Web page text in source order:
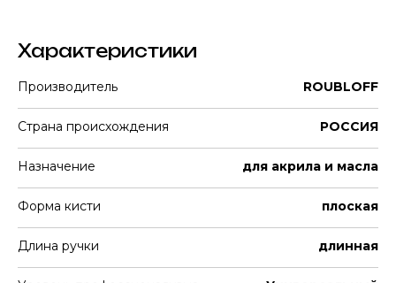
Характеристики
Производитель ROUBLOFF
Страна происхождения РОССИЯ
Назначение для акрила и масла
Форма кисти плоская
Длина ручки длинная